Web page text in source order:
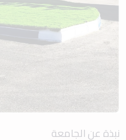
نبذة عن الجامعة